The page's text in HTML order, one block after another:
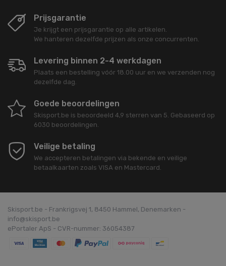
Prijsgarantie
Je krijgt een prijsgarantie op alle artikelen.
We hanteren dezelfde prijzen als onze concurrenten.
Levering binnen 2-4 werkdagen
Plaats een bestelling vóór 18.00 uur en we verzenden nog
dezelfde dag.
Goede beoordelingen
Skisport.be is beoordeeld 4,9 sterren van 5. Gebaseerd op
6030 beoordelingen.
Veilige betaling
We accepteren betalingen via bekende en veilige
betaalkaarten zoals VISA en Mastercard.
Skisport.be - Frankrigsvej 1, 8450 Hammel, Denemarken -
info@skisport.be
ePortaler ApS - CVR-nummer: 36054387